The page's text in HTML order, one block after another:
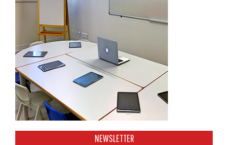
NEWSLETTER